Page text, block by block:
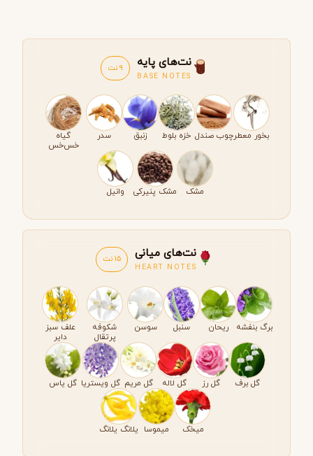
نت‌های پایه
BASE NOTES
9 نت
بخور معطر چوب صندل خزه بلوط زنبق سدر
گیاه
خس‌خس
مشک مشک پنیرکی وانیل
نت‌های میانی
HEART NOTES
15 نت
برگ بنفشه ریحان سنبل سوسن
شکوفه
پرتقال
علف سبز
دایر
گل برف گل رز گل لاله گل مریم گل ویستریا گل یاس
میخک میموسا یلانگ یلانگ